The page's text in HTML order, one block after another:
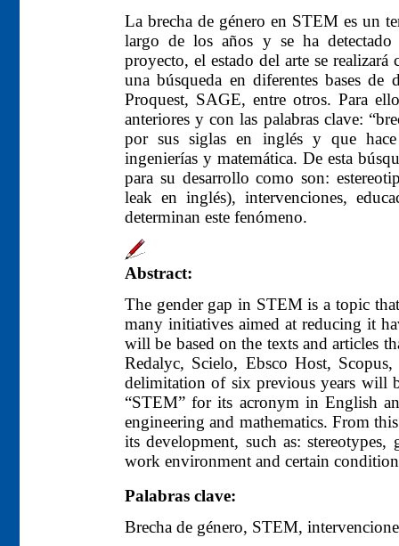
La brecha de género en STEM es un
largo de los años y se ha
proyecto, el estado del arte se
una búsqueda en diferentes bases
Proquest, SAGE, entre otros. Para
anteriores y con las palabras clave:
por sus siglas en inglés y que hace
ingenierías y matemática. De esta
para su desarrollo como son:
leak en inglés), intervenciones,
determinan este fenómeno.
Abstract:
The gender gap in STEM is a topic
many initiatives aimed at reducing it
will be based on the texts and articles
Redalyc, Scielo, Ebsco Host,
delimitation of six previous years will
“STEM” for its acronym in English
engineering and mathematics. From
its development, such as:
work environment and certain
Palabras clave:
Brecha de género, STEM,